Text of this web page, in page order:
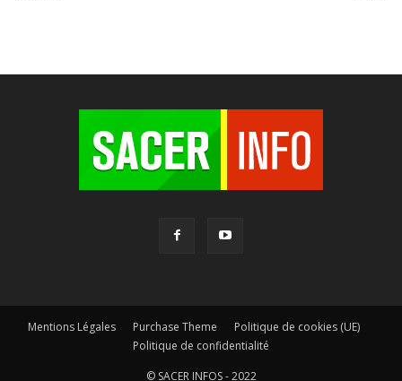
Mentions Légales Purchase Theme
Politique de cookies (UE)
Politique de confidentialité
© SACER INFOS - 2022